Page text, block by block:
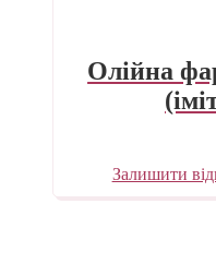
Олійна
Залишити